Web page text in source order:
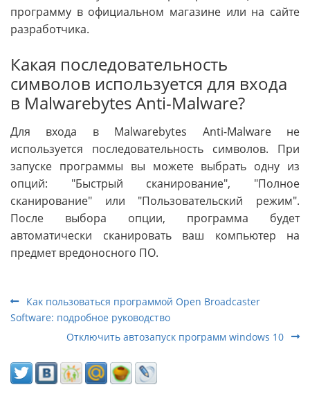
программу в официальном магазине или на сайте
разработчика.
Какая последовательность
символов используется для входа
в Malwarebytes Anti-Malware?
Для входа в Malwarebytes Anti-Malware не
используется последовательность символов. При
запуске программы вы можете выбрать одну из
опций: "Быстрый сканирование", "Полное
сканирование" или "Пользовательский режим".
После выбора опции, программа будет
автоматически сканировать ваш компьютер на
предмет вредоносного ПО.
Как пользоваться программой Open Broadcaster
Software: подробное руководство
Отключить автозапуск программ windows 10